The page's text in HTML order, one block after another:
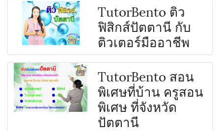
TutorBento ติว
ฟิสิกส์ปัตตานี กับ
ติวเตอร์มืออาชีพ
TutorBento สอน
พิเศษที่บ้าน ครูสอน
พิเศษ ที่จังหวัด
ปัตตานี